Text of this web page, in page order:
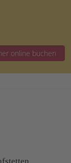
online buchen